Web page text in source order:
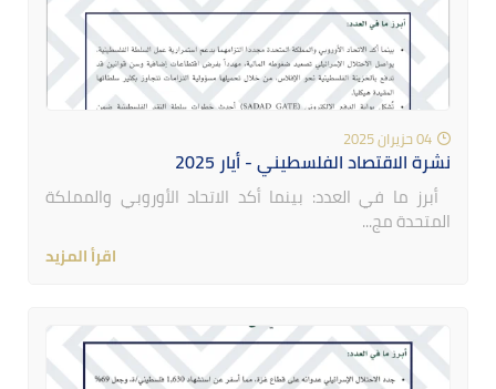
04 حزيران 2025
نشرة الاقتصاد الفلسطيني - أيار 2025
أبرز ما في العدد: بينما أكد الاتحاد الأوروبي والمملكة
المتحدة مج...
اقرأ المزيد